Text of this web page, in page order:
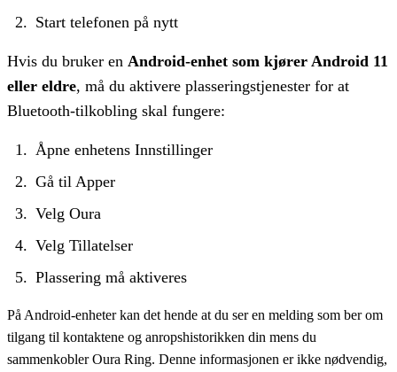
Start telefonen på nytt
Hvis du bruker en Android-enhet som kjører Android 11
eller eldre, må du aktivere plasseringstjenester for at
Bluetooth-tilkobling skal fungere:
Åpne enhetens Innstillinger
Gå til Apper
Velg Oura
Velg Tillatelser
Plassering må aktiveres
På Android-enheter kan det hende at du ser en melding som ber om
tilgang til kontaktene og anropshistorikken din mens du
sammenkobler Oura Ring. Denne informasjonen er ikke nødvendig,